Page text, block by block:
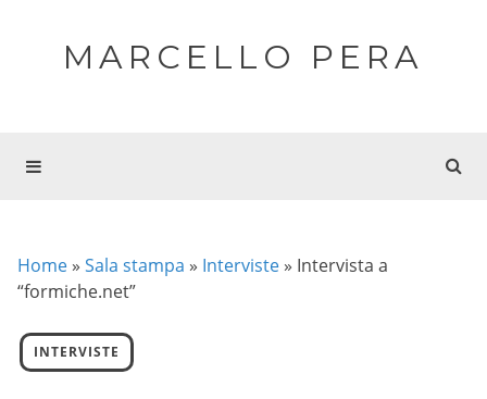
MARCELLO PERA
Home » Sala stampa » Interviste » Intervista a
“formiche.net”
INTERVISTE